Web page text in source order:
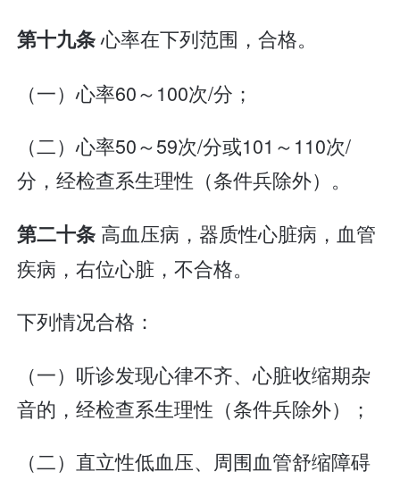
第十九条心率在下列范围，合格。
（一）心率60～100次/分；
（二）心率50～59次/分或101～110次/
分，经检查系生理性（条件兵除外）。
第二十条 高血压病，器质性心脏病，血管
疾病，右位心脏，不合格。
下列情况合格：
（一）听诊发现心律不齐、心脏收缩期杂
音的，经检查系生理性（条件兵除外）；
（二）直立性低血压、周围血管舒缩障碍